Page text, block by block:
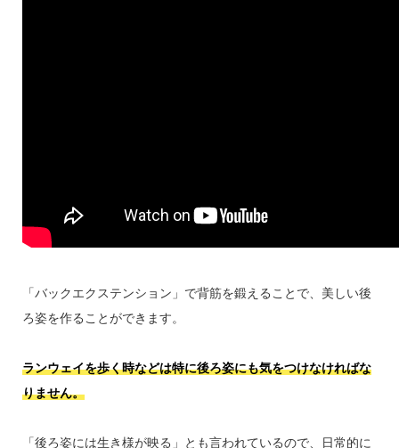
「バックエクステンション」で背筋を鍛えることで、美しい後
ろ姿を作ることができます。
ランウェイを歩く時などは特に後ろ姿にも気をつけなければな
りません。
「後ろ姿には生き様が映る」とも言われているので、日常的に